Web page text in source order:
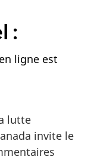
:
ligne est
lutte
invite le